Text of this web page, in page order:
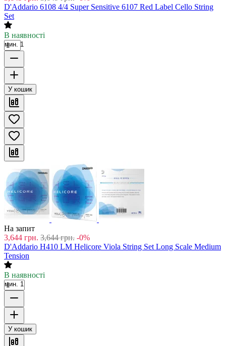
D'Addario 6108 4/4 Super Sensitive 6107 Red Label Cello String
Set
В наявності
мин. 1
У кошик
На запит
3,644 грн. 3,644 грн. -0%
D'Addario H410 LM Helicore Viola String Set Long Scale Medium
Tension
В наявності
мин. 1
У кошик